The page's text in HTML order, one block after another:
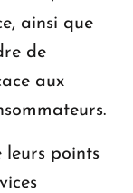
ainsi que
de
aux
leurs points